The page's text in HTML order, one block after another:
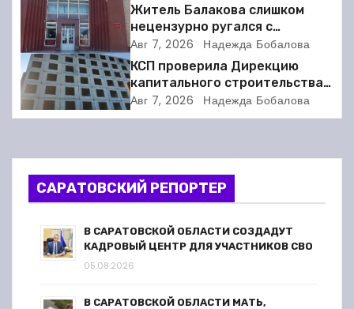
ц
и
я
п
з
а
Житель Балакова слишком
нецензурно ругался с
соседкой и получил двое суток
ареста
Авг 7, 2026 Надежда Бобалова
КСП проверила Дирекцию
капитального строительства в
Балакове и нашла множество
нарушений
Авг 7, 2026 Надежда Бобалова
САРАТОВСКИЙ РЕПОРТЕР
В САРАТОВСКОЙ ОБЛАСТИ СОЗДАДУТ
КАДРОВЫЙ ЦЕНТР ДЛЯ УЧАСТНИКОВ СВО
05.08.2026
В САРАТОВСКОЙ ОБЛАСТИ МАТЬ,